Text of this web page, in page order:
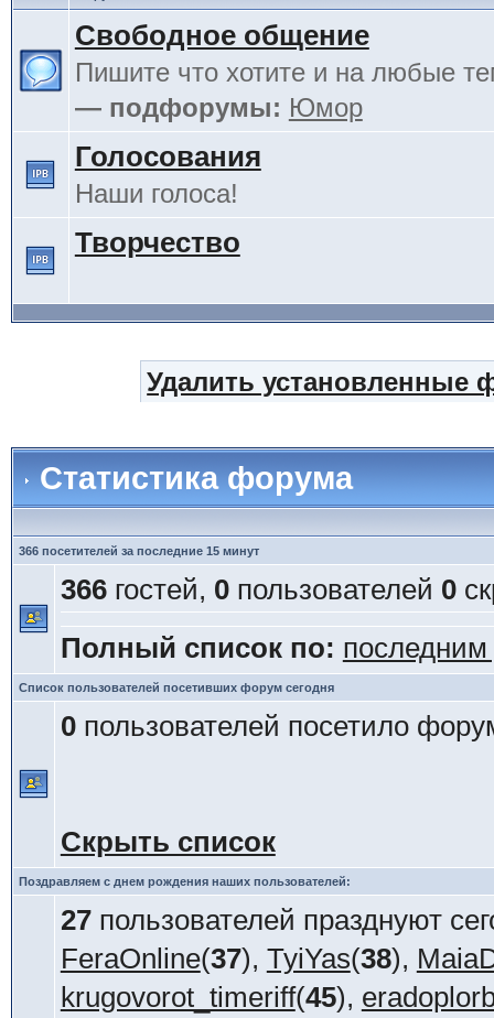
Свободное общение
Пишите что хотите и на любые
— подфорумы: Юмор
Голосования
Наши голоса!
Творчество
Удалить установленные
Статистика форума
366 посетителей за последние 15 минут
366гостей, 0пользователей 0
Полный список по:
Список пользователей посетивших форум сегодня
0пользователей посетило
Скрыть список
Поздравляем с днем рождения наших пользователей:
27пользователей празднуют
FeraOnline(37), TyiYas(38),
krugovorot_timeriff(45),